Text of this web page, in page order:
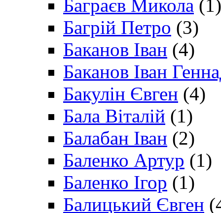
Баграєв Микола (1)
Багрій Петро (3)
Баканов Іван (4)
Баканов Іван
Бакулін Євген (4)
Бала Віталій (1)
Балабан Іван (2)
Баленко Артур (1)
Баленко Ігор (1)
Балицький Євген